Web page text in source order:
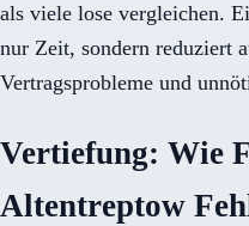
als viele lose vergleichen.
nur Zeit, sondern reduziert
Vertragsprobleme und
Vertiefung: Wie
Altentreptow